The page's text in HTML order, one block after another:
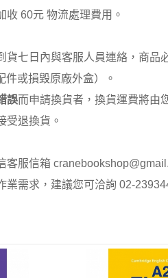
收 60元 物流處理費用。
貨七日內與客服人員連絡，商
或損毀原廠外盒）。
誤而申請換貨者，換貨運費將由
受退換貨。
客服信箱
業需求，建議您可洽詢 02-